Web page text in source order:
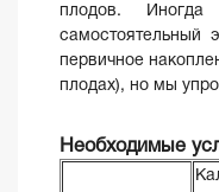
плодов.
самостоятельный
первичное
плодах), но мы
Необходимые